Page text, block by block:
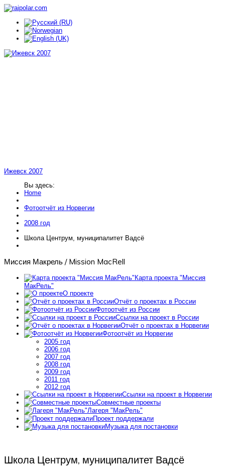
Ижевск 2007
Вы здесь:
Home
Фотоотчёт из Норвегии
2008 год
Школа Центрум, муниципалитет Вадсё
Миссия Макрель / Mission MacRell
Карта проекта "Миссия
МакРель"
О проекте
Отчёт о проектах в России
Фотоотчёт из России
Ссылки на проект в России
Отчёт о проектах в Норвегии
Фотоотчёт из Норвегии
2005 год
2006 год
2007 год
2008 год
2009 год
2011 год
2012 год
Ссылки на проект в Норвегии
Совместные проекты
Лагеря "МакРель"
Проект поддержали
Музыка для постановки
Школа Центрум, муниципалитет Вадсё